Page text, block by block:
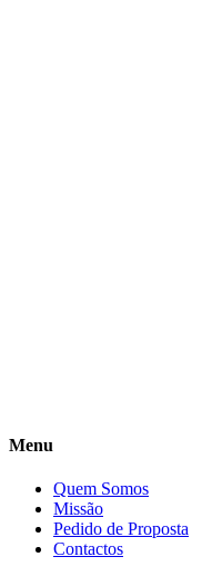
Menu
Quem Somos
Missão
Pedido de Proposta
Contactos